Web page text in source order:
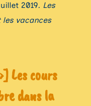
2019. Les
les vacances
Les cours
dans la